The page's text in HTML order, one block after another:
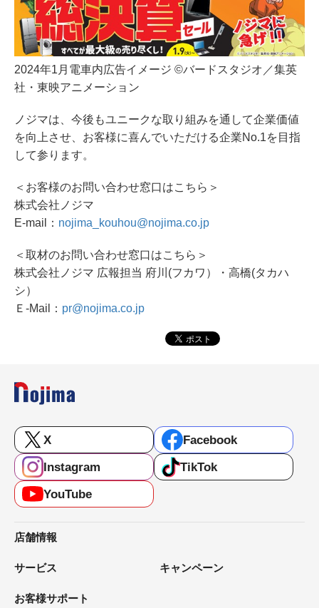
2024年1月電車内広告イメージ ©︎バードスタジオ／集英
社・東映アニメーション
ノジマは、今後もユニークな取り組みを通して企業価値
を向上させ、お客様に喜んでいただける企業No.1を目指
して参ります。
＜お客様のお問い合わせ窓口はこちら＞
株式会社ノジマ
E-mail： nojima_kouhou@nojima.co.jp
＜取材のお問い合わせ窓口はこちら＞
株式会社ノジマ 広報担当 府川(フカワ）・高橋(タカハ
シ）
Ｅ-Mail： pr@nojima.co.jp
X
Facebook
Instagram
TikTok
YouTube
店舗情報
サービス キャンペーン
お客様サポート